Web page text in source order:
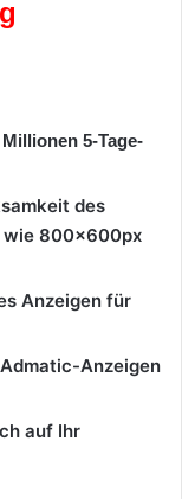
5-Tage-
des
wie 800x600px
Anzeigen für
Anzeigen
auf Ihr